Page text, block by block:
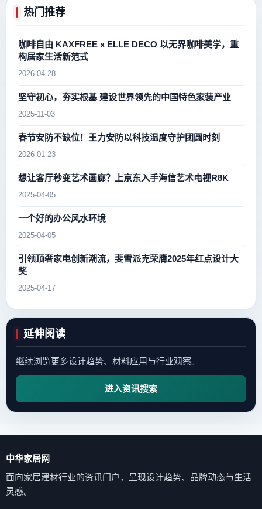
热门推荐
咖啡自由 KAXFREE x ELLE DECO 以无界咖啡美学，重
构居家生活新范式
2026-04-28
坚守初心，夯实根基 建设世界领先的中国特色家装产业
2025-11-03
春节安防不缺位！王力安防以科技温度守护团圆时刻
2026-01-23
想让客厅秒变艺术画廊？上京东入手海信艺术电视R8K
2025-04-05
一个好的办公风水环境
2025-04-05
引领顶奢家电创新潮流，斐雪派克荣膺2025年红点设计大
奖
2025-04-17
延伸阅读
继续浏览更多设计趋势、材料应用与行业观察。
进入资讯搜索
中华家居网
面向家居建材行业的资讯门户，呈现设计趋势、品牌动态与生活
灵感。